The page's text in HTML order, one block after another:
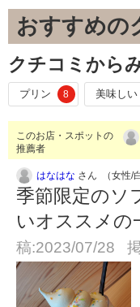
おすすめの
クチコミから
プリン 8 美味しい
このお店・スポットの
推薦者
はなはな さん （女性/
季節限定のソ
いオススメ
稿:2023/07/28 掲